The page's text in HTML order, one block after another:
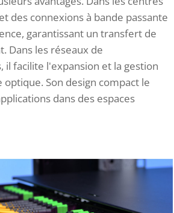
des connexions à bande passante
garantissant un transfert de
Dans les réseaux de
il facilite l'expansion et la gestion
Son design compact le
dans des espaces